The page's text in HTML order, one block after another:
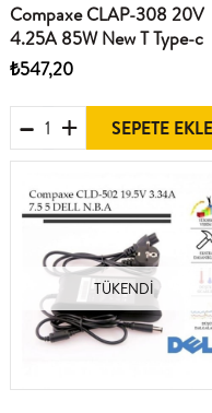
Compaxe CLAP-308 20V
4.25A 85W New T Type-c
₺547,20
SEPETE EKLE
TÜKENDI